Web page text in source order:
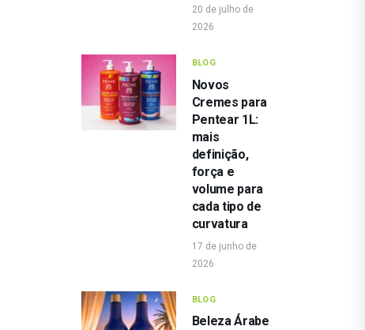
20 de julho de
2026
BLOG
Novos
Cremes para
Pentear 1L:
mais
definição,
força e
volume para
cada tipo de
curvatura
17 de junho de
2026
BLOG
Beleza Árabe